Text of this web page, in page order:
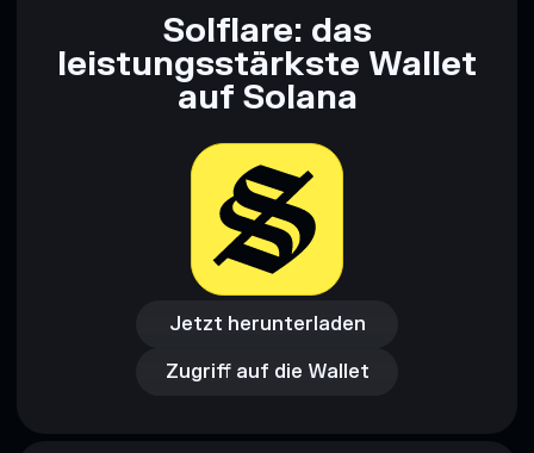
Solflare: das
leistungsstärkste Wallet
auf Solana
Jetzt herunterladen
Jetzt herunterladen
Zugriff auf die Wallet
Zugriff auf die Wallet